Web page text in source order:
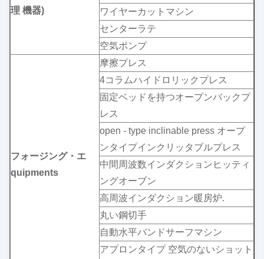
理 機器)
ワイヤーカットマシン
センターラテ
空気ポンプ
フォージング・エ
quipments
摩擦プレス
4コラムハイドロリックプレス
固定ベッドを持つオープンバックプ
レス
open - type inclinable press オープ
ンタイプインクリッタブルプレス
中間周波数インダクションヒッティ
ングオーブン
高周波インダクション暖房炉.
丸い鋼切手
自動水平バンドサーフマシン
アプロンタイプ 空気のないショット